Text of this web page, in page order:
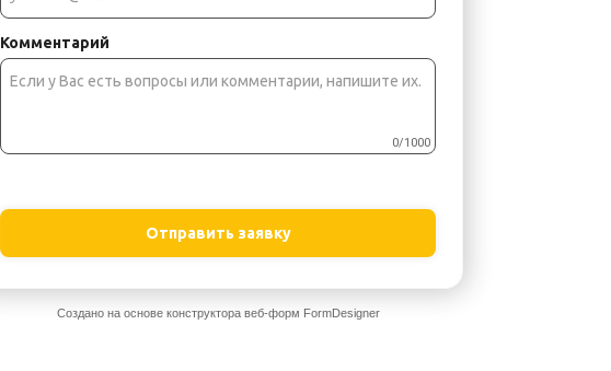
Комментарий
0/1000
Отправить заявку
Создано на основе конструктора веб-форм FormDesigner